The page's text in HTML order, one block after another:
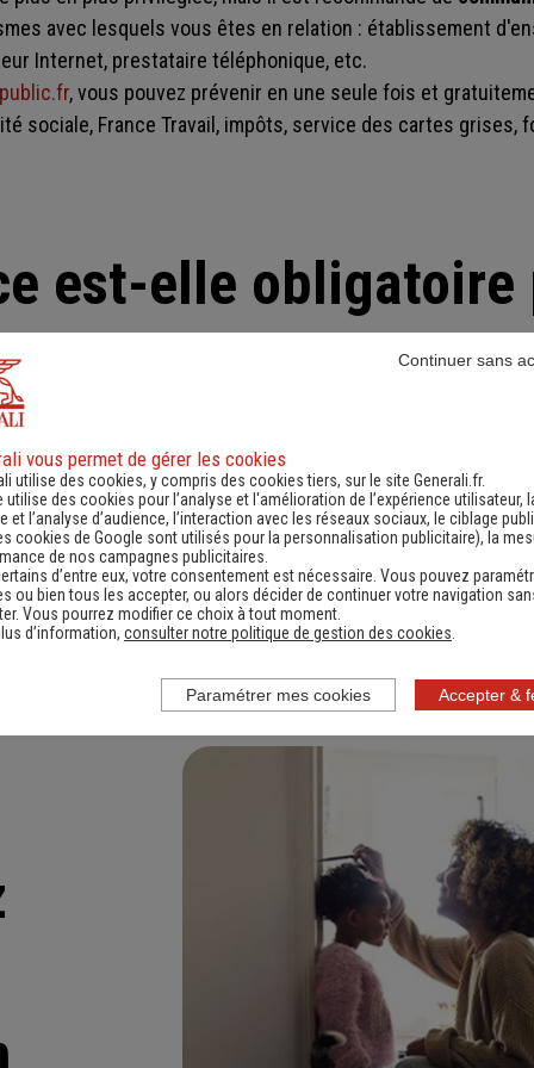
avec lesquels vous êtes en relation : établissement
Internet, prestataire téléphonique, etc.
, vous pouvez prévenir en une seule fois et
sociale, France Travail, impôts, service des cartes grises,
est-elle obligatoire
?
ou un appartement à louer une
des eaux, incendie, explosion). La remise des clés
d'assurance. Il est possible d'y ajouter une
causés à des tiers. Une assurance multirisques
l'assurance habitation reste obligatoire. Elle se
même contrat qui mentionne le nom de chaque personne
vous permet de gérer les cookies
utilise des cookies, y compris des cookies tiers, sur le site Generali.fr.
utilise des cookies pour l’analyse et l'amélioration de l’expérience utilisateur,
et l’analyse d’audience, l’interaction avec les réseaux sociaux, le ciblage
cookies de Google sont utilisés pour la personnalisation publicitaire), la
de nos campagnes publicitaires.
d’entre eux, votre consentement est nécessaire. Vous pouvez
ou bien tous les accepter, ou alors décider de continuer votre navigation
Vous pourrez modifier ce choix à tout moment.
d’information, consulter notre politique de gestion des cookies
Accepter &
Continuer sans
Paramétrer mes cookies